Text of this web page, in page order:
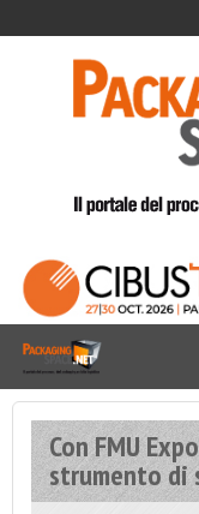
Con FMU
strumento di